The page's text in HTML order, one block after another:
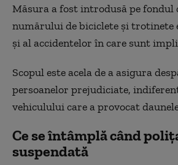
Măsura a fost introdusă pe fondul
numărului de biciclete și trotinete
și al accidentelor în care sunt
Scopul este acela de a asigura
persoanelor prejudiciate,
vehiculului care a provocat
Ce se întâmplă când
suspendată